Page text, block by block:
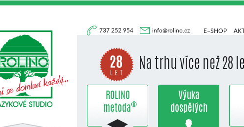
737 252 954 info@rolino.cz
Na trhu více než 28
E–SHOP
ROLINO
metoda®
Výuka
dospělých